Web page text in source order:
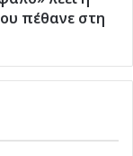
πέθανε στη